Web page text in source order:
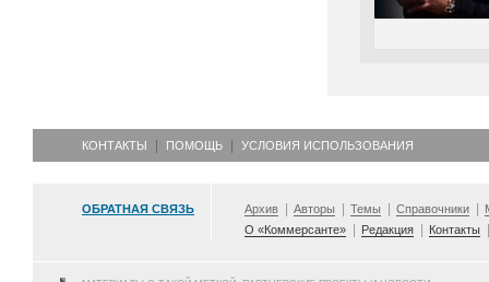
КОНТАКТЫ ПОМОЩЬ УСЛОВИЯ ИСПОЛЬЗОВАНИЯ
ОБРАТНАЯ СВЯЗЬ Архив Авторы Темы Справочники
О «Коммерсанте»
Редакция Контакты